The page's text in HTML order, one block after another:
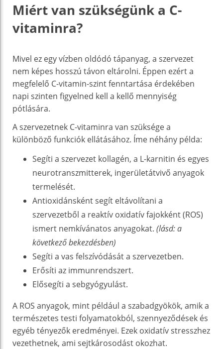
Miért van szükségünk a C-
vitaminra?
Mivel ez egy vízben oldódó tápanyag, a szervezet
nem képes hosszú távon eltárolni. Éppen ezért a
megfelelő C-vitamin-szint fenntartása érdekében
napi szinten figyelned kell a kellő mennyiség
pótlására.
A szervezetnek C-vitaminra van szüksége a
különböző funkciók ellátásához. Íme néhány példa:
Segíti a szervezet kollagén, a L-karnitin és egyes
neurotranszmitterek, ingerületátvivő anyagok
termelését.
Antioxidánsként segít eltávolítani a
szervezetből a reaktív oxidatív fajokként (ROS)
ismert nemkívánatos anyagokat. (lásd: a
következő bekezdésben)
Segíti a vas felszívódását a szervezetben.
Erősíti az immunrendszert.
Elősegíti a sebgyógyulást.
A ROS anyagok, mint például a szabadgyökök, amik a
természetes testi folyamatokból, szennyeződések és
egyéb tényezők eredményei. Ezek oxidatív stresszhez
vezethetnek, ami sejtkárosodást okozhat.